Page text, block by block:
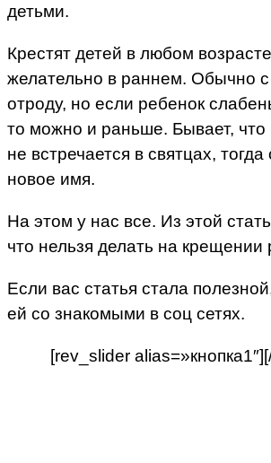
детьми.
Крестят детей в любом
желательно в раннем. Обычно с
отроду, но если ребенок
то можно и раньше. Бывает, что
не встречается в святцах,
новое имя.
На этом у нас все. Из этой
что нельзя делать на крещении
Если вас статья стала
ей со знакомыми в соц сетях.
[rev_slider